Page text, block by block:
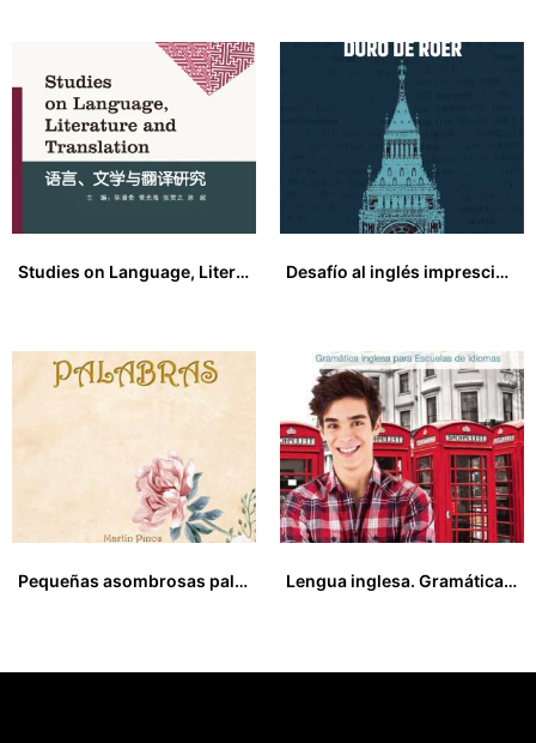
Studies on Language, Literature and Translation
Desafío al inglés imprescindible más duro de roer
Pequeñas asombrosas palabras
Lengua inglesa. Gramática inglesa para Escuelas de Idiomas